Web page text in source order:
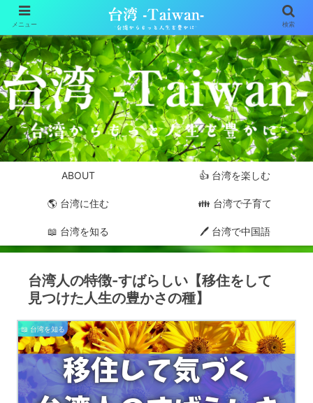
ABOUT 👍 台湾を楽しむ
🌎 台湾に住む 👪 台湾で子育て
📖 台湾を知る 🖊 台湾で中国語
台湾人の特徴-すばらしい【移住をして
見つけた人生の豊かさの種】
📖 台湾を知る
メニュー 検索